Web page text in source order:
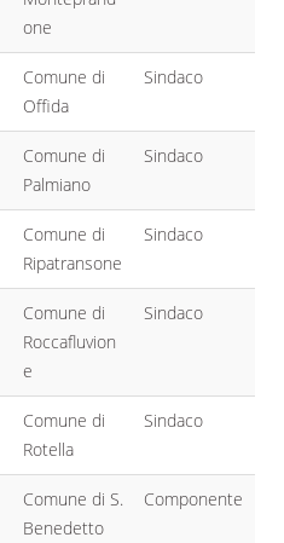
one
Comune di
Offida
Sindaco
Comune di
Palmiano
Sindaco
Comune di
Ripatransone
Sindaco
Comune di
Roccafluvion
e
Sindaco
Comune di
Rotella
Sindaco
Comune di S.
Benedetto
Componente